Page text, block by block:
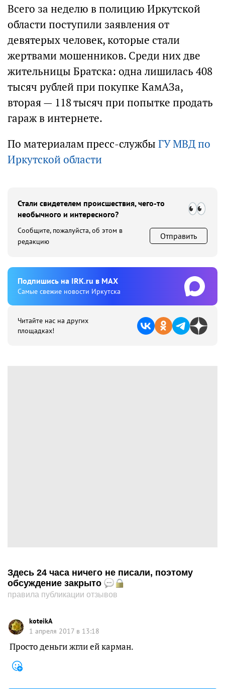
Всего за неделю в полицию Иркутской
области поступили заявления от
девятерых человек, которые стали
жертвами мошенников. Среди них две
жительницы Братска: одна лишилась 408
тысяч рублей при покупке КамАЗа,
вторая — 118 тысяч при попытке продать
гараж в интернете.
По материалам пресс-службы ГУ МВД по
Иркутской области
Стали свидетелем происшествия, чего-то
необычного и интересного?
Сообщите, пожалуйста, об этом в
редакцию
Отправить
Подпишиcь на IRK.ru в MAX
Cамые свежие новости Иркутска
Читайте нас на других
площадках!
Здесь 24 часа ничего не писали, поэтому
обсуждение закрыто
правила публикации отзывов
koteikA
1 апреля 2017 в 13:18
Просто деньги жгли ей карман.